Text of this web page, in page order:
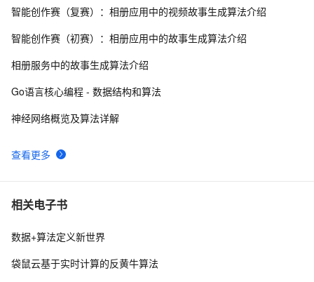
10微软的22道数据结构算法面试题
查看更多
智能创作赛（复赛）：相册应用中的视频故事生成算法介绍
智能创作赛（初赛）：相册应用中的故事生成算法介绍
相册服务中的故事生成算法介绍
Go语言核心编程 - 数据结构和算法
神经网络概览及算法详解
相关电子书
数据+算法定义新世界
袋鼠云基于实时计算的反黄牛算法